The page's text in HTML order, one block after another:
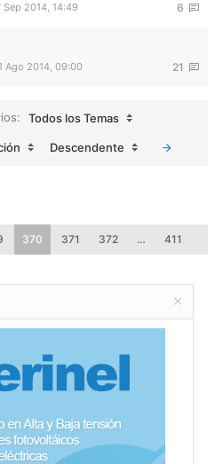
6
Sep 2014, 14:49
21
Ago 2014, 09:00
Todos los Temas
Descendente
370 371 372 … 411